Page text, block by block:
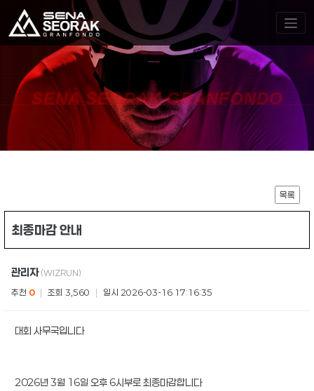
SENA SEORAK GRANFONDO
목록
최종마감 안내
관리자 (WIZRUN)
추천 0 조회 3,560 일시 2026-03-16 17:16:35
대회 사무국입니다
2026년 3월 16일 오후 6시부로 최종마감합니다